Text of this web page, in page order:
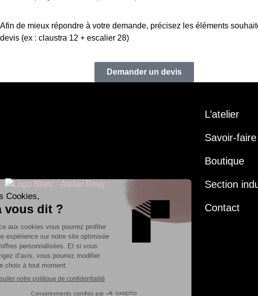
Afin de mieux répondre à votre demande, précisez les éléments
devis (ex : claustra 12 + escalier 28)
Demander un devis
L’atelier
Savoir-faire
Boutique
Section
Contact